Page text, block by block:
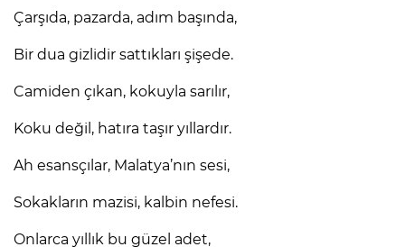
Çarşıda, pazarda, adım başında,
Bir dua gizlidir sattıkları şişede.
Camiden çıkan, kokuyla sarılır,
Koku değil, hatıra taşır yıllardır.
Ah esansçılar, Malatya’nın sesi,
Sokakların mazisi, kalbin nefesi.
Onlarca yıllık bu güzel adet,